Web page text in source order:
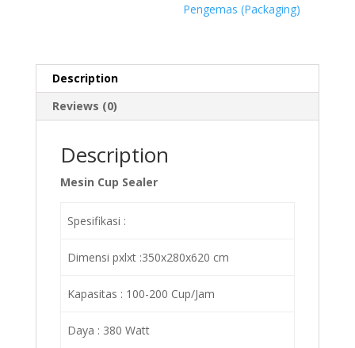
Pengemas (Packaging)
Description
Reviews (0)
Description
Mesin Cup Sealer
Spesifikasi :
Dimensi pxlxt :350x280x620 cm
Kapasitas : 100-200 Cup/Jam
Daya : 380 Watt